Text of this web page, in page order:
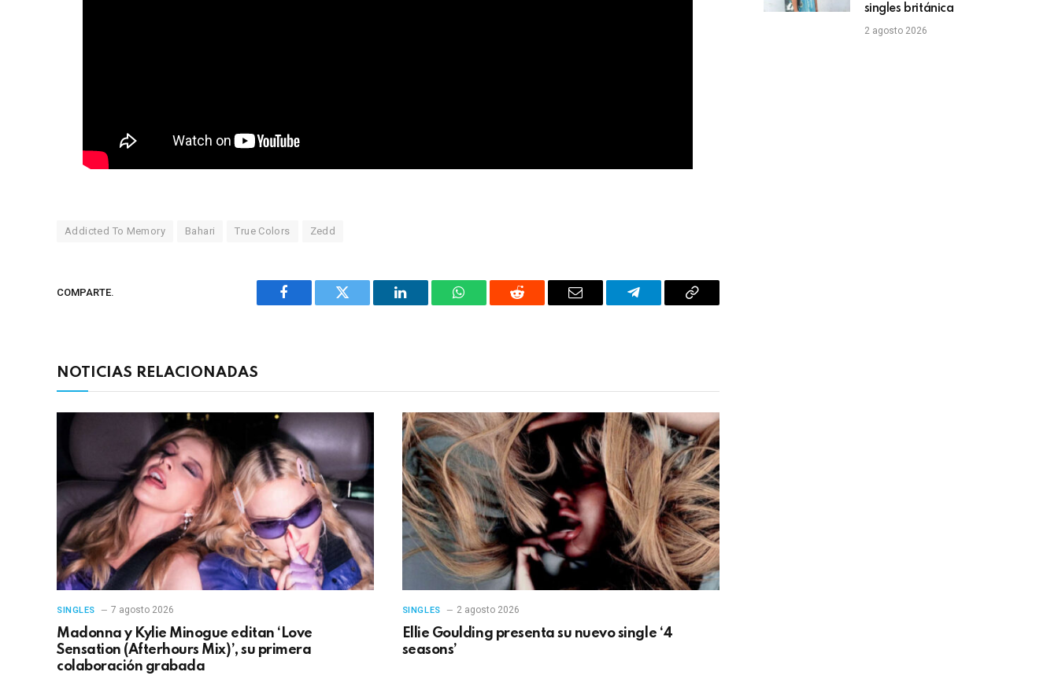
Addicted To Memory Bahari True Colors Zedd
COMPARTE.
Facebook Twitter LinkedIn WhatsAppReddit
Correo
TelegramaCopiar
NOTICIAS RELACIONADAS
SINGLES 7 agosto 2026
Madonna y Kylie Minogue editan ‘Love
Sensation (Afterhours Mix)’, su primera
colaboración grabada
SINGLES 2 agosto 2026
Ellie Goulding presenta su nuevo single ‘4
seasons’
singles británica
2 agosto 2026